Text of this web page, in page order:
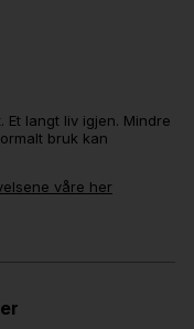
Et langt liv igjen. Mindre
bruk kan
våre her